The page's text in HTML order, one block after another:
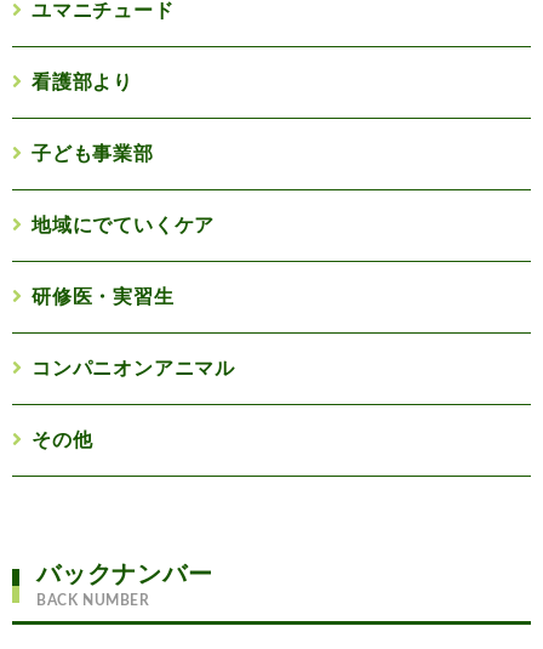
ユマニチュード
看護部より
子ども事業部
地域にでていくケア
研修医・実習生
コンパニオンアニマル
その他
バックナンバー
BACK NUMBER